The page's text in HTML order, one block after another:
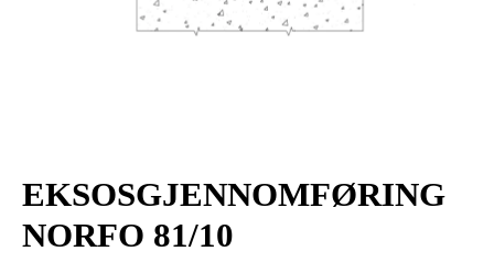
EKSOSGJENNOMFØRING
NORFO 81/10